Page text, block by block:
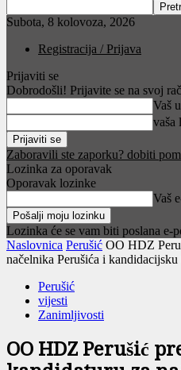
Subota, 8 kolovoza, 2026
Registracija / Prijava
Prijaviti se
Dobrodošli! Prijavite se na svoj
Vaš
vaša
Zaboravili ste zaporku? dobiti
Lozinka za oporavak
Oporavak lozinke
Vaš
Lozinka će se vam biti poslana e-
Naslovnica Perušić OO HDZ
načelnika Perušića i kandidacijsku
Perušić
vijesti
Zanimljivosti
OO HDZ Perušić